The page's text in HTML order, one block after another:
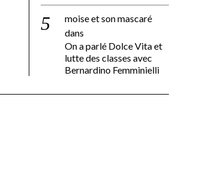
moise et son mascaré
dans
On a parlé Dolce Vita et
lutte des classes avec
Bernardino Femminielli